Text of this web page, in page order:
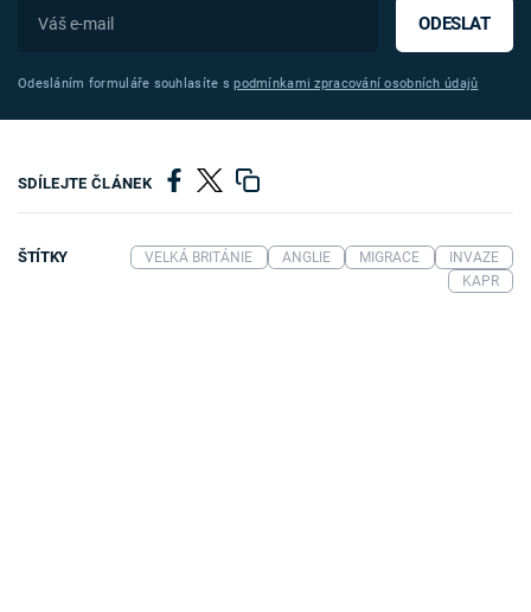
ODESLAT
Odesláním formuláře souhlasíte spodmínkami zpracování osobních údajů
SDÍLEJTE ČLÁNEK
ŠTÍTKY VELKÁ BRITÁNIE ANGLIE MIGRACE
INVAZE
KAPR